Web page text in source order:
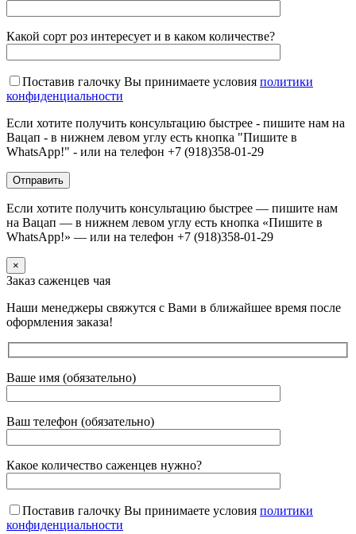
Какой сорт роз интересует и в каком количестве?
Поставив галочку Вы принимаете условия политики
конфиденциальности
Если хотите получить консультацию быстрее - пишите нам на
Вацап - в нижнем левом углу есть кнопка "Пишите в
WhatsApp!" - или на телефон +7 (918)358-01-29
Если хотите получить консультацию быстрее — пишите нам
на Вацап — в нижнем левом углу есть кнопка «Пишите в
WhatsApp!» — или на телефон +7 (918)358-01-29
×
Заказ саженцев чая
Наши менеджеры свяжутся с Вами в ближайшее время после
оформления заказа!
Ваше имя (обязательно)
Ваш телефон (обязательно)
Какое количество саженцев нужно?
Поставив галочку Вы принимаете условия политики
конфиденциальности